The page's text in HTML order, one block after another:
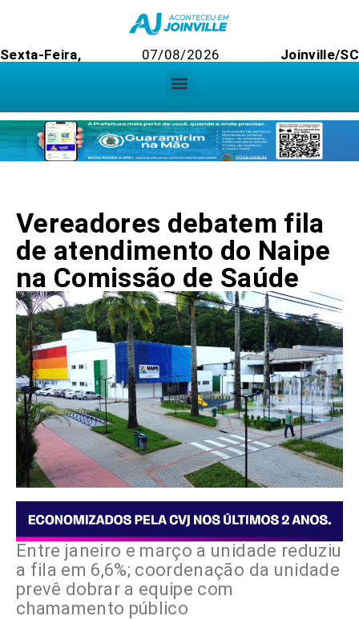
Sexta-Feira, 07/08/2026 Joinville/SC
Vereadores debatem fila
de atendimento do Naipe
na Comissão de Saúde
Entre janeiro e março a unidade reduziu
a fila em 6,6%; coordenação da unidade
prevê dobrar a equipe com
chamamento público